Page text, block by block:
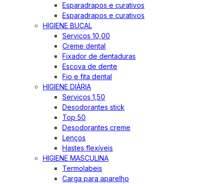
Esparadrapos e curativos
Esparadrapos e curativos
HIGIENE BUCAL
Servicos 10,00
Creme dental
Fixador de dentaduras
Escova de dente
Fio e fita dental
HIGIENE DIÁRIA
Servicos 1,50
Desodorantes stick
Top 50
Desodorantes creme
Lenços
Hastes flexíveis
HIGIENE MASCULINA
Termolabeis
Carga para aparelho